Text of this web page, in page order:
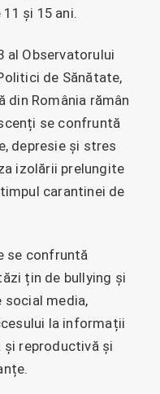
și 15 ani.
al Observatorului
de Sănătate,
din România rămân
se confruntă
depresie și stres
izolării prelungite
carantinei de
se confruntă
țin de bullying și
social media,
la informații
și reproductivă și